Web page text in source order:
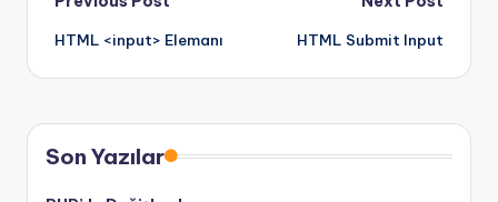
Post
navigation
HTML <input> Elemanı
HTML Submit Input
Son Yazılar